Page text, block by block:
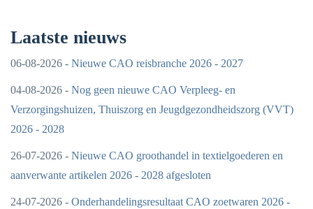
Laatste nieuws
06-08-2026 - Nieuwe CAO reisbranche 2026 - 2027
04-08-2026 - Nog geen nieuwe CAO Verpleeg- en
Verzorgingshuizen, Thuiszorg en Jeugdgezondheidszorg (VVT)
2026 - 2028
26-07-2026 - Nieuwe CAO groothandel in textielgoederen en
aanverwante artikelen 2026 - 2028 afgesloten
24-07-2026 - Onderhandelingsresultaat CAO zoetwaren 2026 -